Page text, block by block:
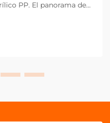
PP. El panorama de
con los clips de
un componente